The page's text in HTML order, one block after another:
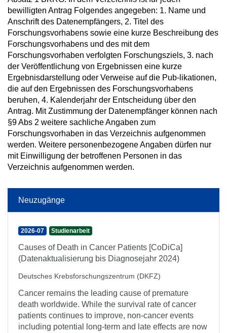
bewilligten Antrag Folgendes angegeben: 1. Name und
Anschrift des Datenempfängers, 2. Titel des
Forschungsvorhabens sowie eine kurze Beschreibung des
Forschungsvorhabens und des mit dem
Forschungsvorhaben verfolgten Forschungsziels, 3. nach
der Veröffentlichung von Ergebnissen eine kurze
Ergebnisdarstellung oder Verweise auf die Pub-likationen,
die auf den Ergebnissen des Forschungsvorhabens
beruhen, 4. Kalenderjahr der Entscheidung über den
Antrag. Mit Zustimmung der Datenempfänger können nach
§9 Abs 2 weitere sachliche Angaben zum
Forschungsvorhaben in das Verzeichnis aufgenommen
werden. Weitere personenbezogene Angaben dürfen nur
mit Einwilligung der betroffenen Personen in das
Verzeichnis aufgenommen werden.
Neuzugänge
2026-07 Studienarbeit
Causes of Death in Cancer Patients [CoDiCa]
(Datenaktualisierung bis Diagnosejahr 2024)
Deutsches Krebsforschungszentrum (DKFZ)
Cancer remains the leading cause of premature
death worldwide. While the survival rate of cancer
patients continues to improve, non-cancer events
including potential long-term and late effects are now